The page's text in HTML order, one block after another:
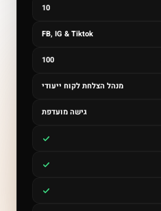
10
FB, IG & Tiktok
100
מנהל הצלחת לקוח ייעודי
גישה מועדפת